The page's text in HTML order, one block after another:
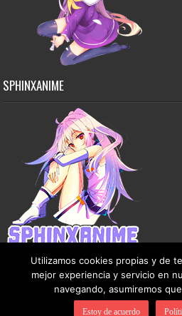
SPHINXANIME
Copyright © 2015-2026 SphinxAnime - Este
Utilizamos cookies propias y de
mejor experiencia y servicio en
navegando, asumiremos
Estoy de acuerdo